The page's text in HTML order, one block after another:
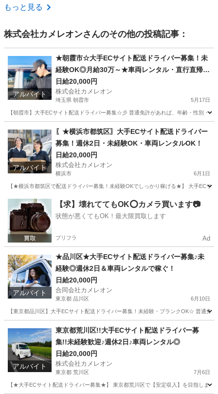
神奈川 愛甲郡
もっと見る
株式会社カメレオンさんのその他の投稿記事：
アルバイト
★朝霞市☆大手ECサイト配送ドライバー募集！未
経験OK◎月給30万～★車両レンタル・直行直帰
可！
日給20,000円
株式会社カメレオン
埼玉県 朝霞市 5月17日
【朝霞市】大手ECサイト配送ドライバー募集☆彡 普通免許があれば、年齢・性別・
ドライバー 積み込み
アルバイト
〖★横浜市都筑区〗大手ECサイト配送ドライバー
募集！週休2日・未経験OK・車両レンタルOK！
日給20,000円
株式会社カメレオン
横浜市 6月1日
【★横浜市都筑区で配送ドライバー募集！未経験OKでしっかり稼げる★】 大手ECサ
神奈川 横浜市 ドライバー 積み込み
【求】壊れててもOK⭕️カメラ買います📷
状態が悪くてもOK！最大限買取します
プリフラ Ad
アルバイト
★品川区★大手ECサイト配送ドライバー募集♪未
経験◎週休2日＆車両レンタルで稼ぐ！
日給20,000円
合同会社カメレオン
東京都 品川区 6月10日
【東京都品川区】大手ECサイト配送ドライバー募集！未経験・ブランクOK☆ 普通
ドライバー 積み込み
アルバイト
東京都荒川区!!大手ECサイト配送ドライバー募
集!!未経験歓迎♪週休2日♪車両レンタル◎
日給20,000円
株式会社カメレオン
東京都 荒川区 7月6日
【★大手ECサイト配送ドライバー募集★】 東京都荒川区で【安定収入】を目指しま